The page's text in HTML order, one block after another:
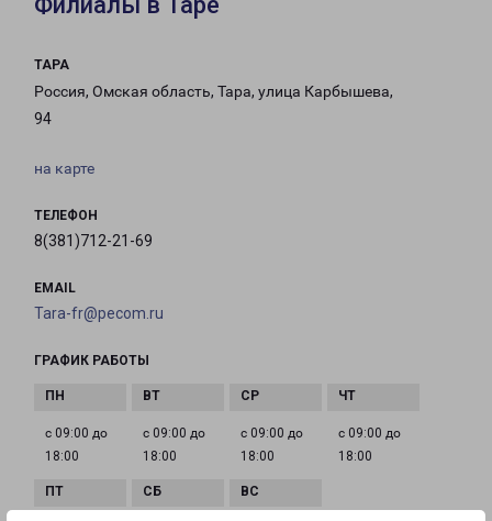
ТАРА
Россия, Омская область, Тара, улица Карбышева,
94
на карте
ТЕЛЕФОН
8(381)712-21-69
EMAIL
Tara-fr@pecom.ru
ГРАФИК РАБОТЫ
с 09:00 до
18:00
с 09:00 до
18:00
с 09:00 до
18:00
с 09:00 до
18:00